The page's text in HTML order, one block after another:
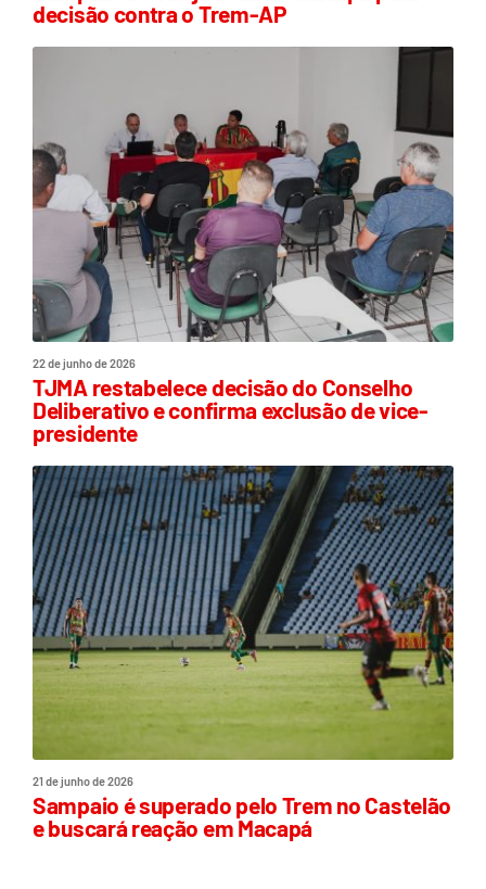
decisão contra o Trem-AP
22 de junho de 2026
TJMA restabelece decisão do Conselho
Deliberativo e confirma exclusão de vice-
presidente
21 de junho de 2026
Sampaio é superado pelo Trem no Castelão
e buscará reação em Macapá